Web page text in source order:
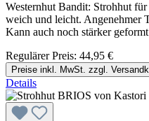
Westernhut Bandit: Strohhut
weich und leicht. Angenehmer
Kann auch noch stärker
Regulärer Preis: 44,95 €
Preise inkl. MwSt. zzgl.
Details